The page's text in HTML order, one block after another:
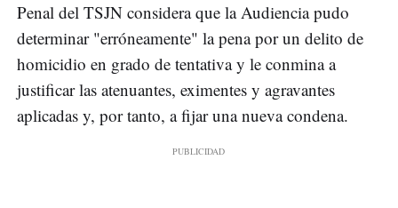
Penal del TSJN considera que la Audiencia pudo
determinar "erróneamente" la pena por un delito de
homicidio en grado de tentativa y le conmina a
justificar las atenuantes, eximentes y agravantes
aplicadas y, por tanto, a fijar una nueva condena.